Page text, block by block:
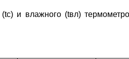
и влажного (tвл)